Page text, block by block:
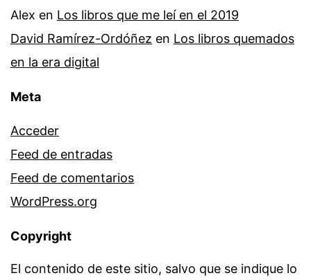
Alex en Los libros que me leí en el 2019
David Ramírez-Ordóñez en Los libros quemados
en la era digital
Meta
Acceder
Feed de entradas
Feed de comentarios
WordPress.org
Copyright
El contenido de este sitio, salvo que se indique lo